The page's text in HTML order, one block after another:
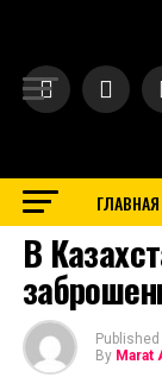
ГЛАВНАЯ
BUSINESS
В
Published
By Marat